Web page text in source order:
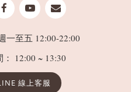
一至五 12:00-22:00
12:00 ~ 13:30
線上客服